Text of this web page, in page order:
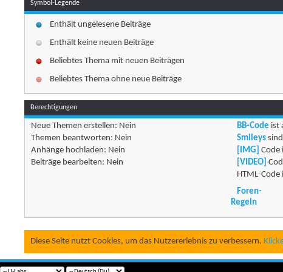
Symbol-Legende
Enthält ungelesene Beiträge
Enthält keine neuen Beiträge
Beliebtes Thema mit neuen Beiträgen
Beliebtes Thema ohne neue Beiträge
Berechtigungen
Neue Themen erstellen: Nein
Themen beantworten: Nein
Anhänge hochladen: Nein
Beiträge bearbeiten: Nein
BB-Code ist
Smileyssind
[IMG] Code
[VIDEO]
HTML-Code
Foren-
Regeln
Diese Seite nutzt Cookies, um das Nutzererlebnis zu verbessern.